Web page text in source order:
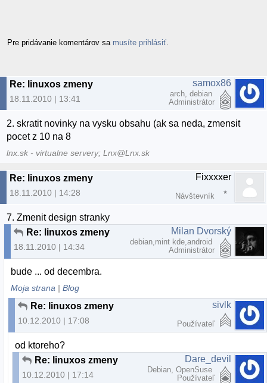
Pre pridávanie komentárov sa musíte prihlásiť
Re: linuxos zmeny
18.11.2010 | 13:41
samox86
arch, debian
Administrátor
2. skratit novinky na vysku obsahu (ak sa neda, zmensit
pocet z 10 na 8
lnx.sk - virtualne servery; Lnx@Lnx.sk
Re: linuxos zmeny
18.11.2010 | 14:28
Fixxxxer
Návštevník
7. Zmenit design stranky
Re: linuxos zmeny
18.11.2010 | 14:34
Milan Dvorský
debian,mint kde,android
Administrátor
bude ... od decembra.
Moja strana |Blog
Re: linuxos zmeny
10.12.2010 | 17:08
sivlk
Používateľ
od ktoreho?
Re: linuxos zmeny
10.12.2010 | 17:14
Dare_devil
Debian, OpenSuse
Používateľ